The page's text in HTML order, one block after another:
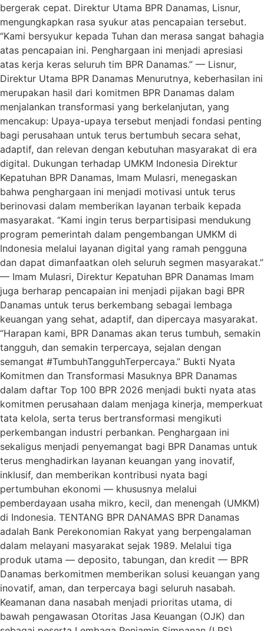
bergerak cepat. Direktur Utama BPR Danamas, Lisnur,
mengungkapkan rasa syukur atas pencapaian tersebut.
“Kami bersyukur kepada Tuhan dan merasa sangat bahagia
atas pencapaian ini. Penghargaan ini menjadi apresiasi
atas kerja keras seluruh tim BPR Danamas.” — Lisnur,
Direktur Utama BPR Danamas Menurutnya, keberhasilan ini
merupakan hasil dari komitmen BPR Danamas dalam
menjalankan transformasi yang berkelanjutan, yang
mencakup: Upaya-upaya tersebut menjadi fondasi penting
bagi perusahaan untuk terus bertumbuh secara sehat,
adaptif, dan relevan dengan kebutuhan masyarakat di era
digital. Dukungan terhadap UMKM Indonesia Direktur
Kepatuhan BPR Danamas, Imam Mulasri, menegaskan
bahwa penghargaan ini menjadi motivasi untuk terus
berinovasi dalam memberikan layanan terbaik kepada
masyarakat. “Kami ingin terus berpartisipasi mendukung
program pemerintah dalam pengembangan UMKM di
Indonesia melalui layanan digital yang ramah pengguna
dan dapat dimanfaatkan oleh seluruh segmen masyarakat.”
— Imam Mulasri, Direktur Kepatuhan BPR Danamas Imam
juga berharap pencapaian ini menjadi pijakan bagi BPR
Danamas untuk terus berkembang sebagai lembaga
keuangan yang sehat, adaptif, dan dipercaya masyarakat.
“Harapan kami, BPR Danamas akan terus tumbuh, semakin
tangguh, dan semakin terpercaya, sejalan dengan
semangat #TumbuhTangguhTerpercaya.” Bukti Nyata
Komitmen dan Transformasi Masuknya BPR Danamas
dalam daftar Top 100 BPR 2026 menjadi bukti nyata atas
komitmen perusahaan dalam menjaga kinerja, memperkuat
tata kelola, serta terus bertransformasi mengikuti
perkembangan industri perbankan. Penghargaan ini
sekaligus menjadi penyemangat bagi BPR Danamas untuk
terus menghadirkan layanan keuangan yang inovatif,
inklusif, dan memberikan kontribusi nyata bagi
pertumbuhan ekonomi — khususnya melalui
pemberdayaan usaha mikro, kecil, dan menengah (UMKM)
di Indonesia. TENTANG BPR DANAMAS BPR Danamas
adalah Bank Perekonomian Rakyat yang berpengalaman
dalam melayani masyarakat sejak 1989. Melalui tiga
produk utama — deposito, tabungan, dan kredit — BPR
Danamas berkomitmen memberikan solusi keuangan yang
inovatif, aman, dan terpercaya bagi seluruh nasabah.
Keamanan dana nasabah menjadi prioritas utama, di
bawah pengawasan Otoritas Jasa Keuangan (OJK) dan